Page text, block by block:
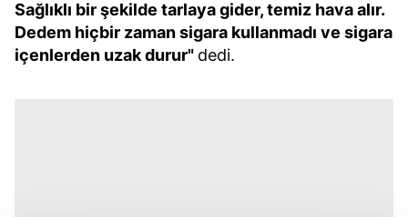
Sağlıklı bir şekilde tarlaya gider, temiz hava alır.
Dedem hiçbir zaman sigara kullanmadı ve sigara
içenlerden uzak durur" dedi.